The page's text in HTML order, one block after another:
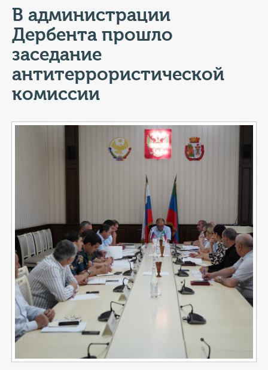
КОНТАКТЫ
ТАРИФЫ
ГЕРОИ Z
СЛУЖБА ПО КОНТРАКТУ
В администрации
Дербента прошло
заседание
антитеррористической
комиссии